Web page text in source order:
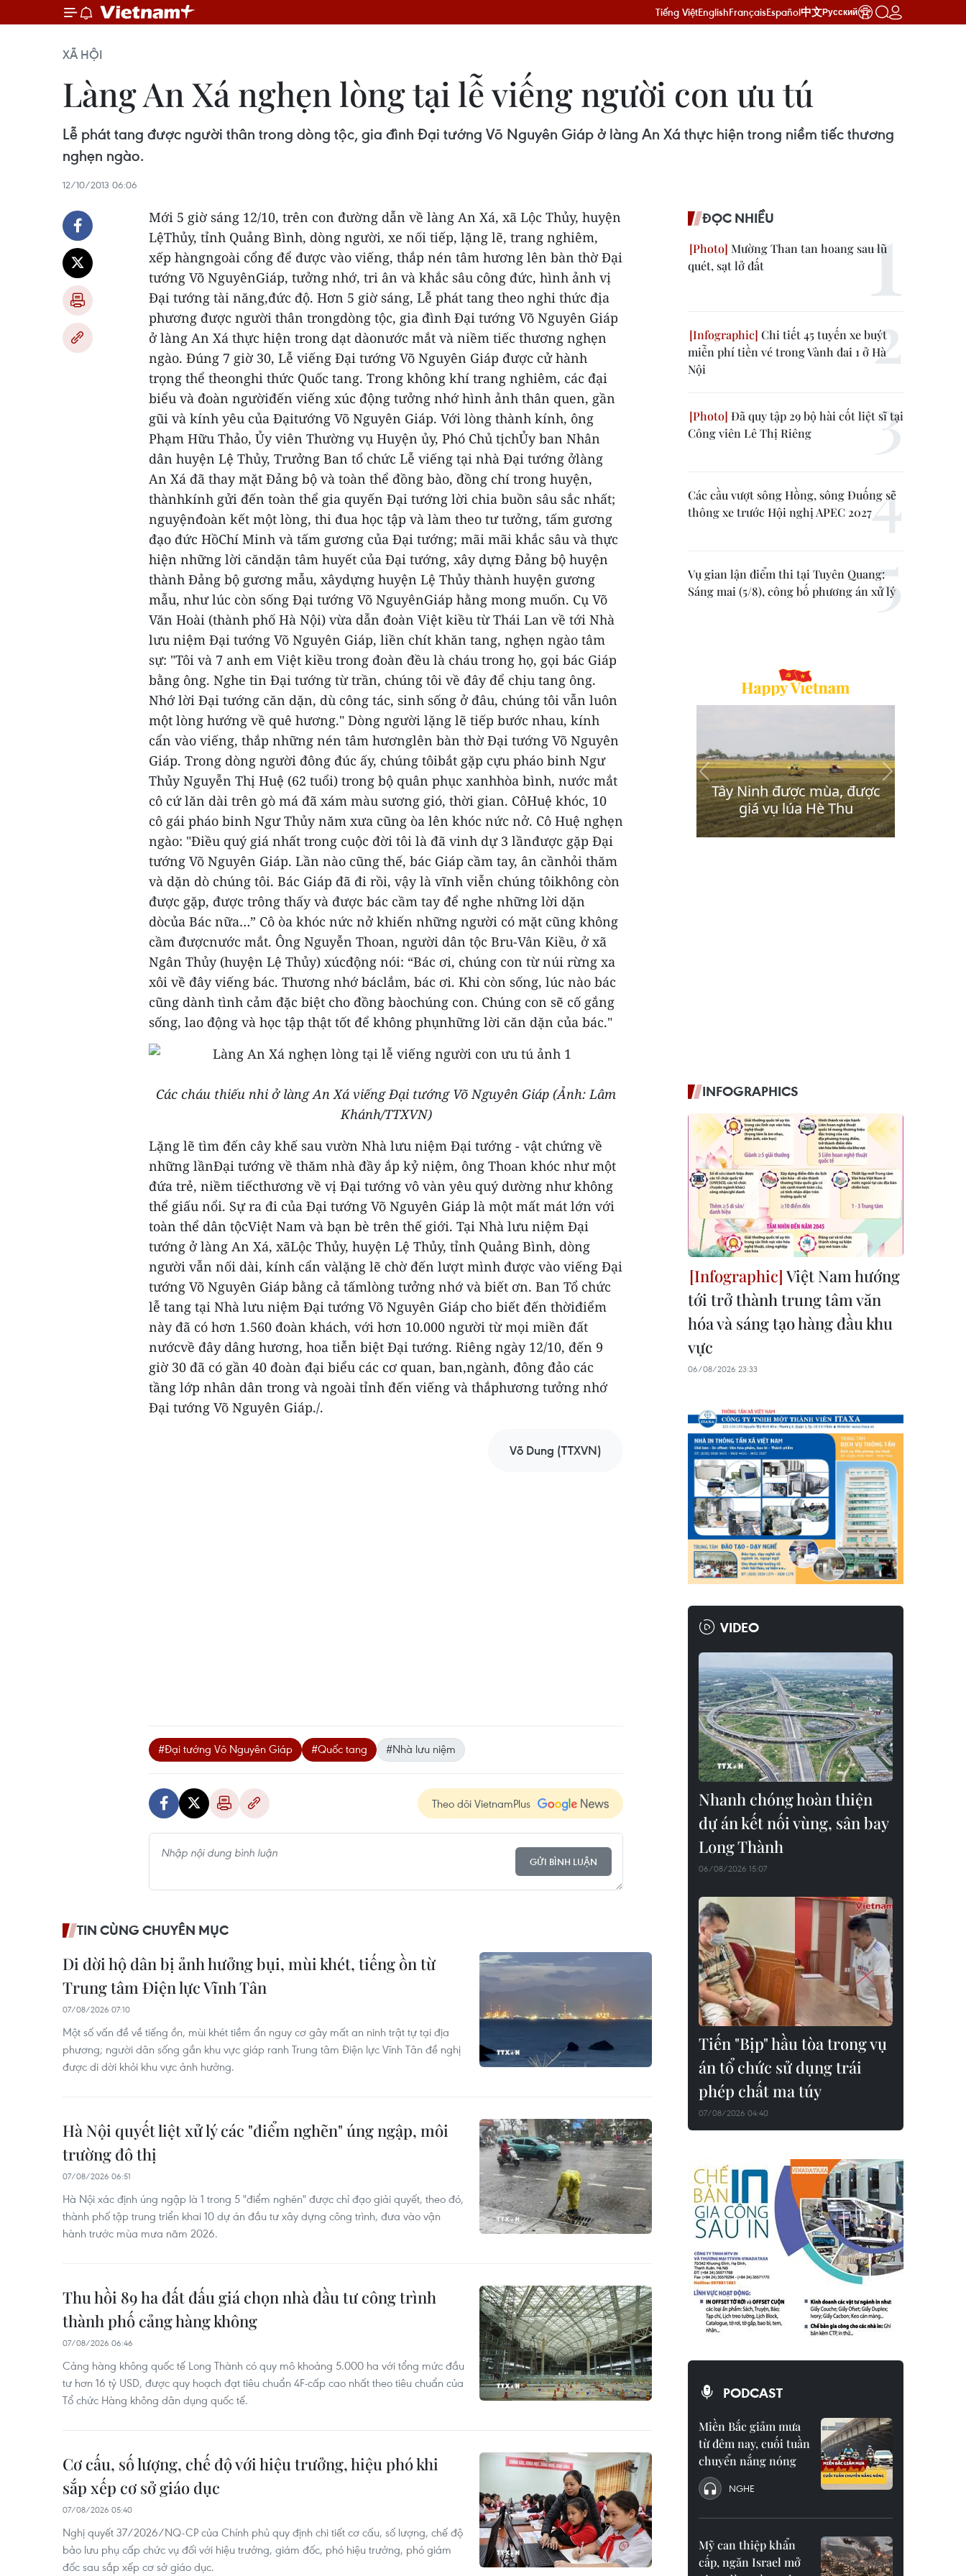
Tiếng ViệtEnglishFrançaisEspañol中文Русский
XÃ HỘI
Làng An Xá nghẹn lòng tại lễ viếng người con ưu tú
Lễ phát tang được người thân trong dòng tộc, gia đình Đại tướng Võ Nguyên Giáp ở làng An Xá thực hiện trong niềm tiếc thương
nghẹn ngào.
12/10/2013 06:06
Mới 5 giờ sáng 12/10, trên con đường dẫn về làng An Xá, xã Lộc Thủy, huyện
LệThủy, tỉnh Quảng Bình, dòng người, xe nối tiếp, lặng lẽ, trang nghiêm,
xếp hàngngoài cổng để được vào viếng, thắp nén tâm hương lên bàn thờ Đại
tướng Võ NguyênGiáp, tưởng nhớ, tri ân và khắc sâu công đức, hình ảnh vị
Đại tướng tài năng,đức độ. Hơn 5 giờ sáng, Lễ phát tang theo nghi thức địa
phương được người thân trongdòng tộc, gia đình Đại tướng Võ Nguyên Giáp
ở làng An Xá thực hiện trong dạt dàonước mắt và niềm tiếc thương nghẹn
ngào. Đúng 7 giờ 30, Lễ viếng Đại tướng Võ Nguyên Giáp được cử hành
trọng thể theonghi thức Quốc tang. Trong không khí trang nghiêm, các đại
biểu và đoàn ngườiđến viếng xúc động tưởng nhớ hình ảnh thân quen, gần
gũi và kính yêu của Đạitướng Võ Nguyên Giáp. Với lòng thành kính, ông
Phạm Hữu Thảo, Ủy viên Thường vụ Huyện ủy, Phó Chủ tịchỦy ban Nhân
dân huyện Lệ Thủy, Trưởng Ban tổ chức Lễ viếng tại nhà Đại tướng ởlàng
An Xá đã thay mặt Đảng bộ và toàn thể đồng bào, đồng chí trong huyện,
thànhkính gửi đến toàn thể gia quyến Đại tướng lời chia buồn sâu sắc nhất;
nguyệnđoàn kết một lòng, thi đua học tập và làm theo tư tưởng, tấm gương
đạo đức HồChí Minh và tấm gương của Đại tướng; mãi mãi khắc sâu và thực
hiện những lời căndặn tâm huyết của Đại tướng, xây dựng Đảng bộ huyện
thành Đảng bộ gương mẫu, xâydựng huyện Lệ Thủy thành huyện gương
mẫu, như lúc còn sống Đại tướng Võ NguyênGiáp hằng mong muốn. Cụ Võ
Văn Hoài (thành phố Hà Nội) vừa dẫn đoàn Việt kiều từ Thái Lan về tới Nhà
lưu niệm Đại tướng Võ Nguyên Giáp, liền chít khăn tang, nghẹn ngào tâm
sự: "Tôi và 7 anh em Việt kiều trong đoàn đều là cháu trong họ, gọi bác Giáp
bằng ông. Nghe tin Đại tướng từ trần, chúng tôi về đây để chịu tang ông.
Nhớ lời Đại tướng căn dặn, dù công tác, sinh sống ở đâu, chúng tôi vẫn luôn
một lòng hướng về quê hương." Dòng người lặng lẽ tiếp bước nhau, kính
cẩn vào viếng, thắp những nén tâm hươnglên bàn thờ Đại tướng Võ Nguyên
Giáp. Trong dòng người đông đúc ấy, chúng tôibắt gặp cựu pháo binh Ngư
Thủy Nguyễn Thị Huệ (62 tuổi) trong bộ quân phục xanhhòa bình, nước mắt
cô cứ lăn dài trên gò má đã xám màu sương gió, thời gian. CôHuệ khóc, 10
cô gái pháo binh Ngư Thủy năm xưa cũng òa lên khóc nức nở. Cô Huệ nghẹn
ngào: "Điều quý giá nhất trong cuộc đời tôi là đã vinh dự 3 lầnđược gặp Đại
tướng Võ Nguyên Giáp. Lần nào cũng thế, bác Giáp cầm tay, ân cầnhỏi thăm
và dặn dò chúng tôi. Bác Giáp đã đi rồi, vậy là vĩnh viễn chúng tôikhông còn
được gặp, được trông thấy và được bác cầm tay để nghe những lời dặn
dòcủa Bác nữa…” Cô òa khóc nức nở khiến những người có mặt cũng không
cầm đượcnước mắt. Ông Nguyễn Thoan, người dân tộc Bru-Vân Kiều, ở xã
Ngân Thủy (huyện Lệ Thủy) xúcđộng nói: “Bác ơi, chúng con từ núi rừng xa
xôi về đây viếng bác. Thương nhớ báclắm, bác ơi. Khi còn sống, lúc nào bác
cũng dành tình cảm đặc biệt cho đồng bàochúng con. Chúng con sẽ cố gắng
sống, lao động và học tập thật tốt để không phụnhững lời căn dặn của bác."
Các cháu thiếu nhi ở làng An Xá viếng Đại tướng Võ Nguyên Giáp (Ảnh: Lâm
Khánh/TTXVN)
Lặng lẽ tìm đến cây khế sau vườn Nhà lưu niệm Đại tướng - vật chứng về
những lầnĐại tướng về thăm nhà đầy ắp kỷ niệm, ông Thoan khóc như một
đứa trẻ, niềm tiếcthương về vị Đại tướng vô vàn yêu quý dường như không
thể giấu nổi. Sự ra đi của Đại tướng Võ Nguyên Giáp là một mất mát lớn với
toàn thể dân tộcViệt Nam và bạn bè trên thế giới. Tại Nhà lưu niệm Đại
tướng ở làng An Xá, xãLộc Thủy, huyện Lệ Thủy, tỉnh Quảng Bình, dòng
người vẫn nối dài, kính cẩn vàlặng lẽ chờ đến lượt mình được vào viếng Đại
tướng Võ Nguyên Giáp bằng cả tấmlòng tưởng nhớ và biết ơn. Ban Tổ chức
lễ tang tại Nhà lưu niệm Đại tướng Võ Nguyên Giáp cho biết đến thờiđiểm
này đã có hơn 1.560 đoàn khách, với hơn 10.000 người từ mọi miền đất
nướcvề đây dâng hương, hoa tiễn biệt Đại tướng. Riêng ngày 12/10, đến 9
giờ 30 đã có gần 40 đoàn đại biểu các cơ quan, ban,ngành, đông đảo các
tầng lớp nhân dân trong và ngoài tỉnh đến viếng và thắphương tưởng nhớ
Đại tướng Võ Nguyên Giáp./.
Võ Dung (TTXVN)
#Đại tướng Võ Nguyên Giáp #Quốc tang #Nhà lưu niệm
Theo dõi VietnamPlus
GỬI BÌNH LUẬN
TIN CÙNG CHUYÊN MỤC
Di dời hộ dân bị ảnh hưởng bụi, mùi khét, tiếng ồn từ
Trung tâm Điện lực Vĩnh Tân
07/08/2026 07:10
Một số vấn đề về tiếng ồn, mùi khét tiềm ẩn nguy cơ gây mất an ninh trật tự tại địa
phương; người dân sống gần khu vực giáp ranh Trung tâm Điện lực Vĩnh Tân đề nghị
được di dời khỏi khu vực ảnh hưởng.
Hà Nội quyết liệt xử lý các "điểm nghẽn" úng ngập, môi
trường đô thị
07/08/2026 06:51
Hà Nội xác định úng ngập là 1 trong 5 "điểm nghẽn" được chỉ đạo giải quyết, theo đó,
thành phố tập trung triển khai 10 dự án đầu tư xây dựng công trình, đưa vào vận
hành trước mùa mưa năm 2026.
Thu hồi 89 ha đất đấu giá chọn nhà đầu tư công trình
thành phố cảng hàng không
07/08/2026 06:46
Cảng hàng không quốc tế Long Thành có quy mô khoảng 5.000 ha với tổng mức đầu
tư hơn 16 tỷ USD, được quy hoạch đạt tiêu chuẩn 4F-cấp cao nhất theo tiêu chuẩn của
Tổ chức Hàng không dân dụng quốc tế.
Cơ cấu, số lượng, chế độ với hiệu trưởng, hiệu phó khi
sắp xếp cơ sở giáo dục
07/08/2026 05:40
Nghị quyết 37/2026/NQ-CP của Chính phủ quy định chi tiết cơ cấu, số lượng, chế độ
bảo lưu phụ cấp chức vụ đối với hiệu trưởng, giám đốc, phó hiệu trưởng, phó giám
đốc sau sắp xếp cơ sở giáo dục.
ĐỌC NHIỀU
Mường Than tan hoang sau lũ
quét, sạt lở đất
Chi tiết 45 tuyến xe buýt
miễn phí tiền vé trong Vành đai 1 ở Hà
Nội
Đã quy tập 29 bộ hài cốt liệt sĩ tại
Công viên Lê Thị Riêng
Các cầu vượt sông Hồng, sông Đuống sẽ
thông xe trước Hội nghị APEC 2027
Vụ gian lận điểm thi tại Tuyên Quang:
Sáng mai (5/8), công bố phương án xử lý
INFOGRAPHICS
Việt Nam hướng
tới trở thành trung tâm văn
hóa và sáng tạo hàng đầu khu
vực
06/08/2026 23:33
VIDEO
Nhanh chóng hoàn thiện
dự án kết nối vùng, sân bay
Long Thành
06/08/2026 15:07
Tiến "Bịp" hầu tòa trong vụ
án tổ chức sử dụng trái
phép chất ma túy
07/08/2026 04:40
PODCAST
Miền Bắc giảm mưa
từ đêm nay, cuối tuần
chuyển nắng nóng
NGHE
Mỹ can thiệp khẩn
cấp, ngăn Israel mở